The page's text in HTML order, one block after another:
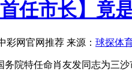
任市长】竟
彩网官网推荐 来源： 球探体
院特任命肖友发同志为三